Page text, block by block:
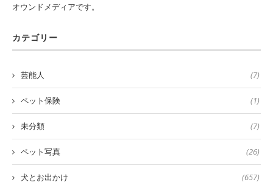
オウンドメディアです。
カテゴリー
芸能人 (7)
ペット保険 (1)
未分類 (7)
ペット写真 (26)
犬とお出かけ (657)